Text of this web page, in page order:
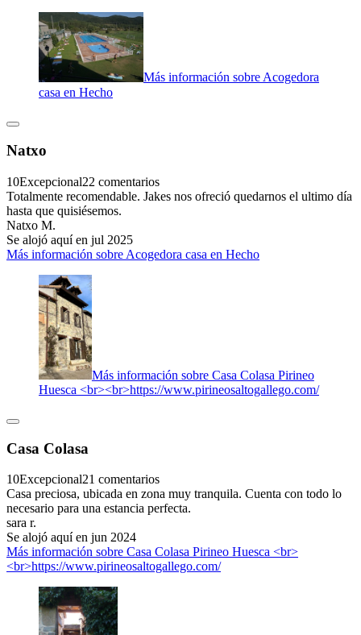
Más información sobre Acogedora
casa en Hecho
Natxo
10Excepcional22 comentarios
Totalmente recomendable. Jakes nos ofreció quedarnos el ultimo día
hasta que quisiésemos.
Natxo M.
Se alojó aquí en jul 2025
Más información sobre Acogedora casa en Hecho
Más información sobre Casa Colasa Pirineo
Huesca <br><br>https://www.pirineosaltogallego.com/
Casa Colasa
10Excepcional21 comentarios
Casa preciosa, ubicada en zona muy tranquila. Cuenta con todo lo
necesario para una estancia perfecta.
sara r.
Se alojó aquí en jun 2024
Más información sobre Casa Colasa Pirineo Huesca <br>
<br>https://www.pirineosaltogallego.com/